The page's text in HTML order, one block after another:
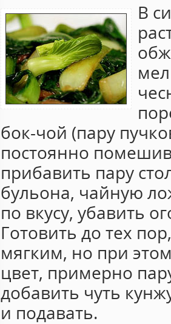
В
бок-чой (пару
постоянно
прибавить пару
бульона, чайную
по вкусу, убавить
Готовить до тех
мягким, но при
цвет, примерно
добавить чуть
и подавать.